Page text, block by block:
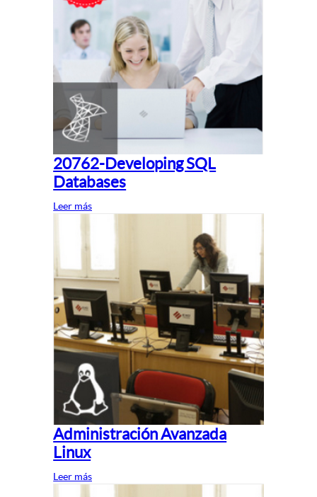
20762-Developing SQL
Databases
Leer más
Administración Avanzada
Linux
Leer más